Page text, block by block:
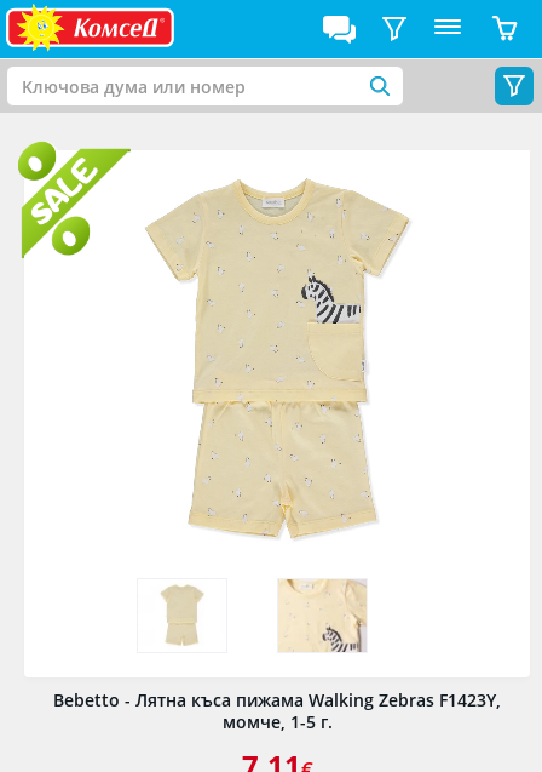
Bebetto - Лятна къса пижама Walking Zebras F1423Y,
момче, 1-5 г.